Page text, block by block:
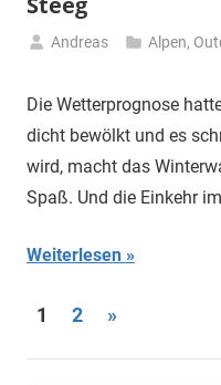
Januar
Andreas Alpen,
Die Wetterprognose
dicht bewölkt und es
wird, macht das
Spaß. Und die Einkehr
Weiterlesen
der
1 2
Nächste
»